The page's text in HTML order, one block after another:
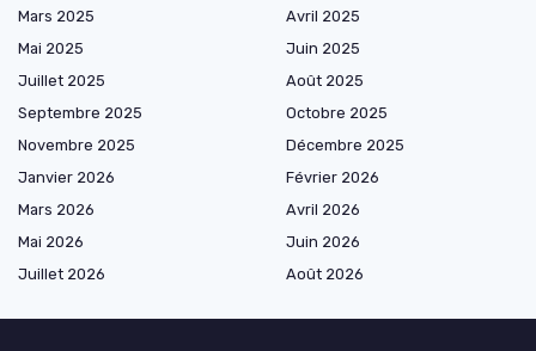
Mars 2025
Avril 2025
Mai 2025
Juin 2025
Juillet 2025
Août 2025
Septembre 2025
Octobre 2025
Novembre 2025
Décembre 2025
Janvier 2026
Février 2026
Mars 2026
Avril 2026
Mai 2026
Juin 2026
Juillet 2026
Août 2026